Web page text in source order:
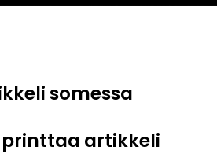
somessa
artikkeli